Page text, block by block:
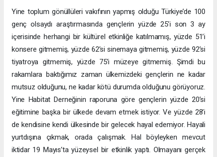
Yine toplum gönüllüleri vakıfının yapmış olduğu Türkiye’de 100
genç olsaydı araştırmasında gençlerin yüzde 25’i son 3 ay
içerisinde herhangi bir kültürel etkinliğe katılmamış, yüzde 51’i
konsere gitmemiş, yüzde 62’si sinemaya gitmemiş, yüzde 92’si
tiyatroya gitmemiş, yüzde 75’i müzeye gitmemiş. Şimdi bu
rakamlara baktığımız zaman ülkemizdeki gençlerin ne kadar
mutsuz olduğunu, ne kadar kötü durumda olduğunu görüyoruz.
Yine Habitat Derneğinin raporuna göre gençlerin yüzde 20’si
eğitimine başka bir ülkede devam etmek istiyor. Ve yüzde 28’i
de kendisine kendi ülkesinde bir gelecek hayal edemiyor. Hayali
yurtdışına çıkmak, orada çalışmak. Hal böyleyken mevcut
iktidar 19 Mayıs’ta yüzeysel bir etkinlik yaptı. Olmayanı gerçek